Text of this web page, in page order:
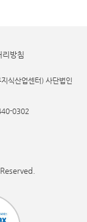
리방침
식산업센터) 사단법인
0302